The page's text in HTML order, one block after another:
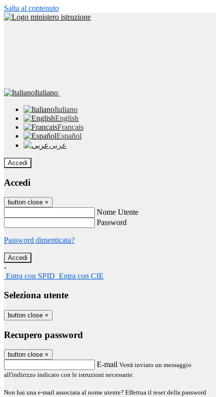
Salta al contenuto
Italiano
Italiano
English
Français
Español
عربى
Accedi
Accedi
button close ×
Nome Utente
Password
Password dimenticata?
-
Entra con SPID Entra con CIE
Seleziona utente
button close ×
Recupero password
button close ×
E-mail Verrà inviato un messaggio
all'indirizzo indicato con le istruzioni necessarie.
Non hai una e-mail associata al nome utente? Effettua il reset della password